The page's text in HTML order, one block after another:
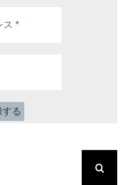
ー
*